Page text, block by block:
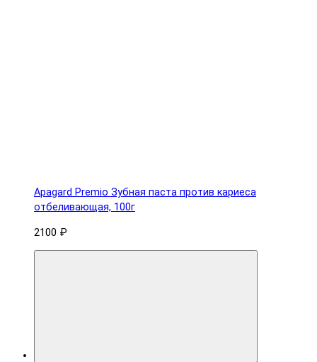
Apagard Premio Зубная паста против кариеса
отбеливающая, 100г
2100 ₽